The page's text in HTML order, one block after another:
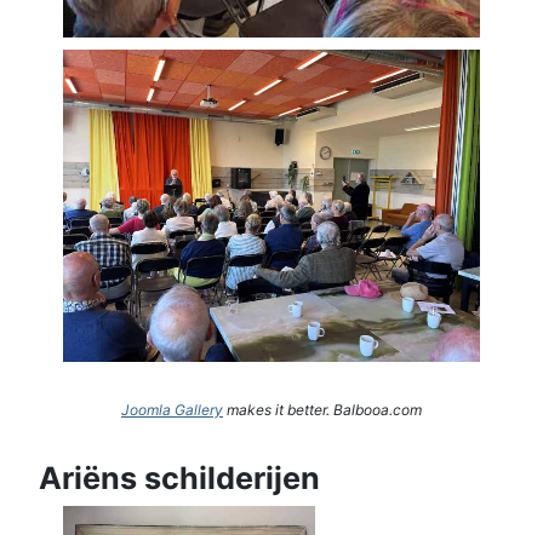
Joomla Gallery makes it better. Balbooa.com
Ariëns schilderijen